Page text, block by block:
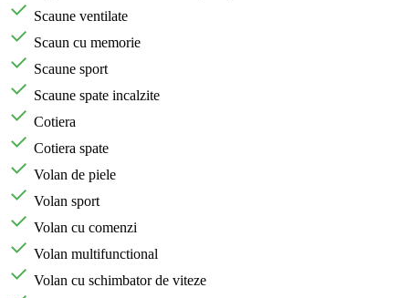
Scaune ventilate
Scaun cu memorie
Scaune sport
Scaune spate incalzite
Cotiera
Cotiera spate
Volan de piele
Volan sport
Volan cu comenzi
Volan multifunctional
Volan cu schimbator de viteze